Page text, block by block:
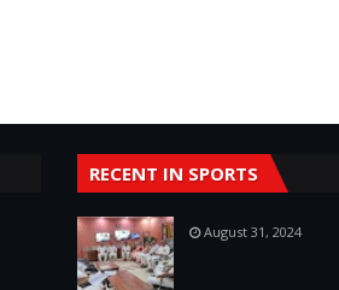
RECENT IN SPORTS
August 31, 2024